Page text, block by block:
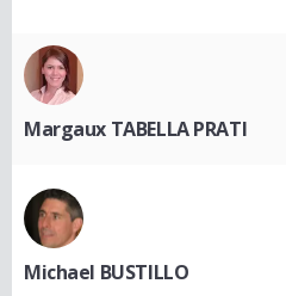
Margaux TABELLA PRATI
Michael BUSTILLO